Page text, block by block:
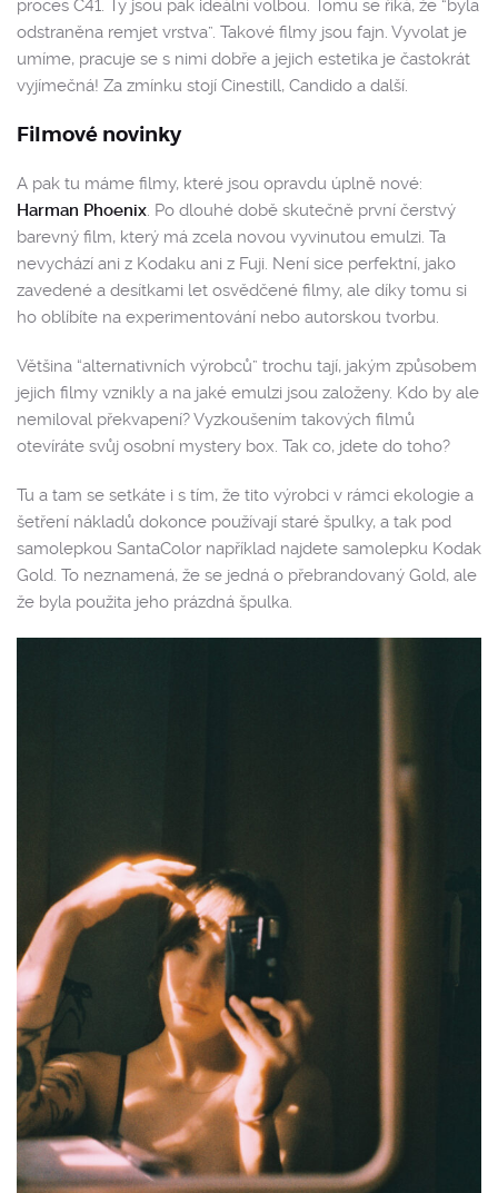
proces C41. Ty jsou pak ideální volbou. Tomu se říká, že “byla
odstraněna remjet vrstva”. Takové filmy jsou fajn. Vyvolat je
umíme, pracuje se s nimi dobře a jejich estetika je častokrát
vyjímečná! Za zmínku stojí Cinestill, Candido a další.
Filmové novinky
A pak tu máme filmy, které jsou opravdu úplně nové:
Harman Phoenix. Po dlouhé době skutečně první čerstvý
barevný film, který má zcela novou vyvinutou emulzi. Ta
nevychází ani z Kodaku ani z Fuji. Není sice perfektní, jako
zavedené a desítkami let osvědčené filmy, ale díky tomu si
ho oblíbíte na experimentování nebo autorskou tvorbu.
Většina “alternativních výrobců” trochu tají, jakým způsobem
jejich filmy vznikly a na jaké emulzi jsou založeny. Kdo by ale
nemiloval překvapení? Vyzkoušením takových filmů
otevíráte svůj osobní mystery box. Tak co, jdete do toho?
Tu a tam se setkáte i s tím, že tito výrobci v rámci ekologie a
šetření nákladů dokonce používají staré špulky, a tak pod
samolepkou SantaColor například najdete samolepku Kodak
Gold. To neznamená, že se jedná o přebrandovaný Gold, ale
že byla použita jeho prázdná špulka.